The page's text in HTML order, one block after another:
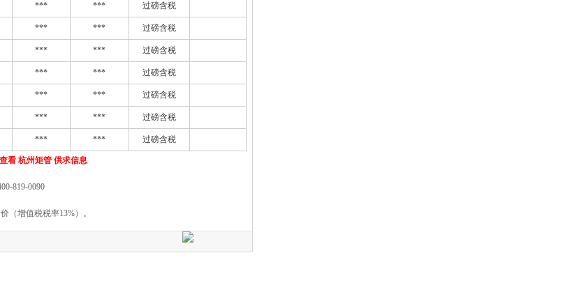
*** *** 过磅含税
*** *** 过磅含税
*** *** 过磅含税
*** *** 过磅含税
*** *** 过磅含税
*** *** 过磅含税
*** *** 过磅含税
看 杭州矩管 供求信息
819-0090
（增值税税率13%）。